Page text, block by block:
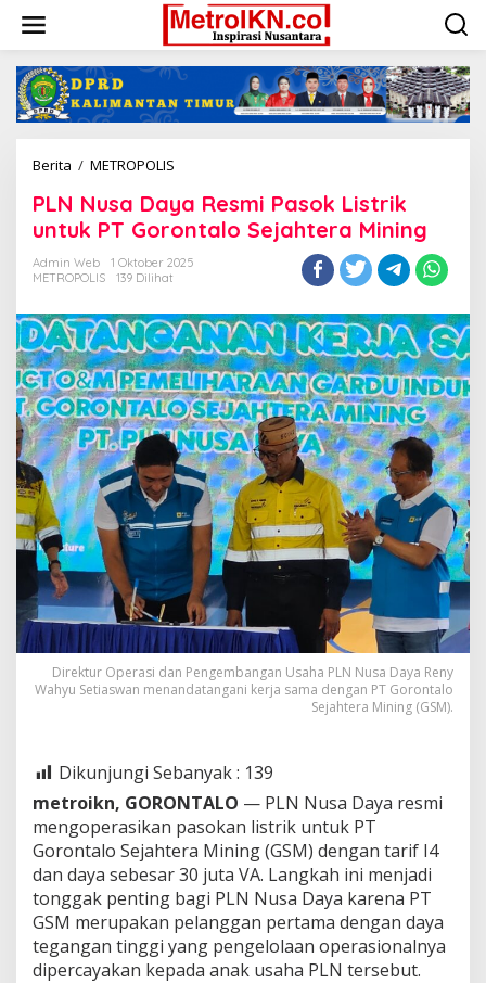
konten
Berita / METROPOLIS
Daya
Resmi
Pasok
Listrik
Gorontalo
Sejahtera
Mining
PLN Nusa Daya Resmi Pasok Listrik
untuk PT Gorontalo Sejahtera Mining
Admin Web
1 Oktober 2025
METROPOLIS
139 Dilihat
Direktur Operasi dan Pengembangan Usaha PLN Nusa Daya Reny
Wahyu Setiaswan menandatangani kerja sama dengan PT Gorontalo
Sejahtera Mining (GSM).
Dikunjungi Sebanyak : 139
metroikn, GORONTALO — PLN Nusa Daya resmi
mengoperasikan pasokan listrik untuk PT
Gorontalo Sejahtera Mining (GSM) dengan tarif I4
dan daya sebesar 30 juta VA. Langkah ini menjadi
tonggak penting bagi PLN Nusa Daya karena PT
GSM merupakan pelanggan pertama dengan daya
tegangan tinggi yang pengelolaan operasionalnya
dipercayakan kepada anak usaha PLN tersebut.